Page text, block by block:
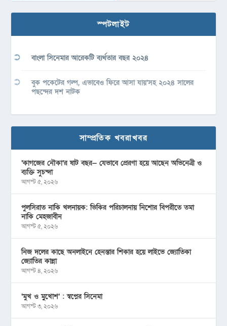
স্পটলাইট
বাংলা সিনেমার আরেকটি ব্যর্থতার বছর ২০২৪
বুক পকেটের গল্প, এভাবেও ফিরে আসা যায়’সহ ২০২৪ সালের
পছন্দের দশ নাটক
সাম্প্রতিক খবরাখবর
‘কাগজের নৌকা’র ষাট বছর— যেভাবে প্রেরণা হয়ে আছেন অভিনেত্রী ও
ব্যক্তি সুচন্দা
আগস্ট ৫, ২০২৬
পুলসিরাত নাকি খলনায়ক: ভিকির পরিচালনায় নিশোর বিপরীতে তমা
নাকি মেহজাবীন
আগস্ট ৫, ২০২৬
নিজ দলের কাছে অনলাইনে হেনস্তার শিকার হয়ে লাইভে জ্যোতিকা
জ্যোতির কান্না
আগস্ট ৪, ২০২৬
‘মুখ ও মু্খোশ’ : স্বপ্নের সিনেমা
আগস্ট ৩, ২০২৬